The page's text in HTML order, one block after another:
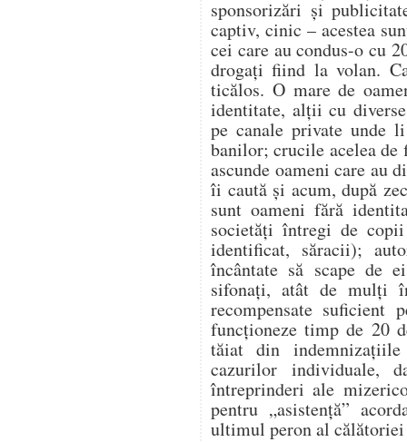
sponsorizări și
captiv, cinic – acestea
cei care au condus-o cu
drogați fiind la volan.
ticălos. O mare de
identitate, alții cu
pe canale private unde
banilor; crucile acelea de
ascunde oameni care au
îi caută și acum, după
sunt oameni fără
societăți întregi de
identificat, săracii);
încântate să scape de
sifonați, atât de mulți
recompensate suficient
funcționeze timp de 20
tăiat din
cazurilor individuale,
întreprinderi ale
pentru „asistență”
ultimul peron al